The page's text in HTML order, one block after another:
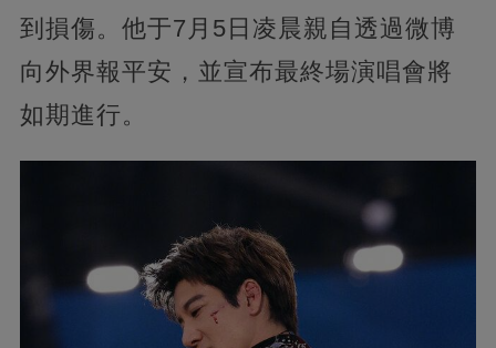
到損傷。他于7月5日凌晨親自透過微博
向外界報平安，並宣布最終場演唱會將
如期進行。